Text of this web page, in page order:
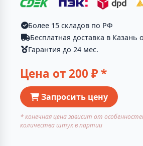
Более 15 складов по РФ
Бесплатная доставка в Казань
Гарантия до 24 мес.
Цена от 200 ₽ *
Запросить цену
* конечная цена зависит от
количества штук в партии